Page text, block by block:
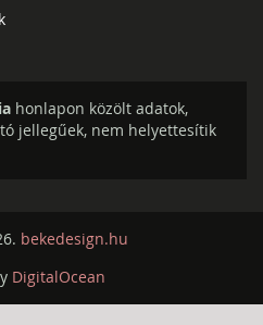
honlapon közölt adatok,
jellegűek, nem helyettesítik
bekedesign.hu
DigitalOcean